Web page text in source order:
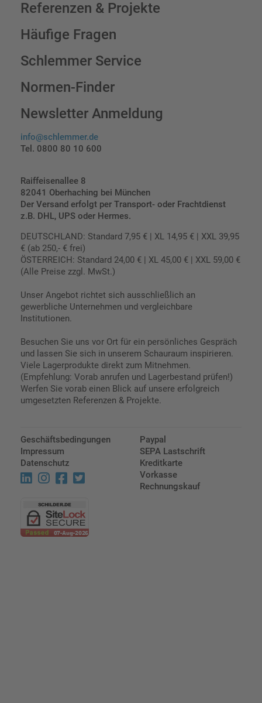
Referenzen & Projekte
Häufige Fragen
Schlemmer Service
Normen-Finder
Newsletter Anmeldung
info@schlemmer.de
Tel. 0800 80 10 600
Raiffeisenallee 8
82041 Oberhaching bei München
Der Versand erfolgt per Transport- oder Frachtdienst
z.B. DHL, UPS oder Hermes.
DEUTSCHLAND: Standard 7,95 € | XL 14,95 € | XXL 39,95
€ (ab 250,- € frei)
ÖSTERREICH: Standard 24,00 € | XL 45,00 € | XXL 59,00 €
(Alle Preise zzgl. MwSt.)
Unser Angebot richtet sich ausschließlich an
gewerbliche Unternehmen und vergleichbare
Institutionen.
Besuchen Sie uns vor Ort für ein persönliches Gespräch
und lassen Sie sich in unserem Schauraum inspirieren.
Viele Lagerprodukte direkt zum Mitnehmen.
(Empfehlung: Vorab anrufen und Lagerbestand prüfen!)
Werfen Sie vorab einen Blick auf unsere erfolgreich
umgesetzten Referenzen & Projekte.
Geschäftsbedingungen
Impressum
Datenschutz
Paypal
SEPA Lastschrift
Kreditkarte
Vorkasse
Rechnungskauf